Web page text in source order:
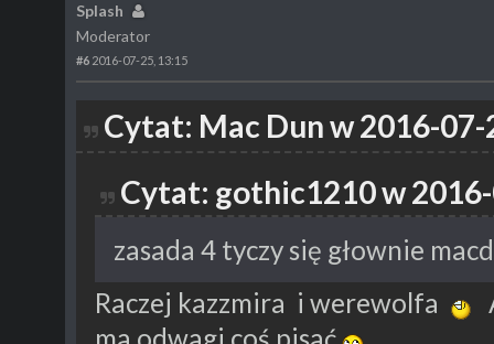
Splash
Moderator
#6 2016-07-25, 13:15
Cytat: Mac Dun w 2016-07-
Cytat: gothic1210 w
zasada 4 tyczy się głownie
Raczej kazzmira i werewolfa